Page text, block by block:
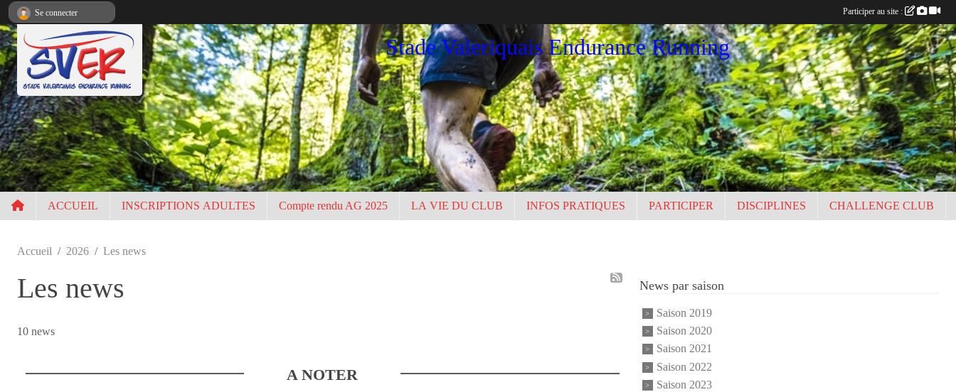
Stade Valeriquais Endurance Running
ACCUEIL INSCRIPTIONS ADULTES Compte rendu AG 2025 LA VIE DU CLUB INFOS PRATIQUES PARTICIPER DISCIPLINES CHALLENGE CLUB
Accueil 2026 Les news
Les news
10 news
A NOTER
News par saison
Saison 2019
Saison 2020
Saison 2021
Saison 2022
Saison 2023
Se connecter Participer au site :
Panneau de gestion des cookies